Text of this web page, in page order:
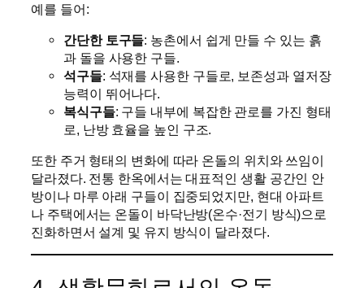
예를 들어:
간단한 토구들: 농촌에서 쉽게 만들 수 있는 흙
과 돌을 사용한 구들.
석구들: 석재를 사용한 구들로, 보존성과 열저장
능력이 뛰어나다.
복식구들: 구들 내부에 복잡한 관로를 가진 형태
로, 난방 효율을 높인 구조.
또한 주거 형태의 변화에 따라 온돌의 위치와 쓰임이
달라졌다. 전통 한옥에서는 대표적인 생활 공간인 안
방이나 마루 아래 구들이 집중되었지만, 현대 아파트
나 주택에서는 온돌이 바닥난방(온수·전기 방식)으로
진화하면서 설계 및 유지 방식이 달라졌다.